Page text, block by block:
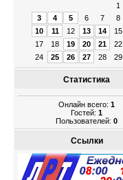
1
3
4 5 6 7 8
10
11 12 13 14 15
17
18 19 20 21 22
24
25 26 27 28 29
Статистика
Онлайн всего: 1
Гостей: 1
Пользователей: 0
Ссылки